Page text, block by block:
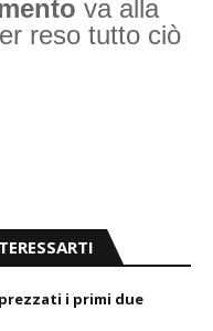
va alla
reso tutto ciò
i primi due